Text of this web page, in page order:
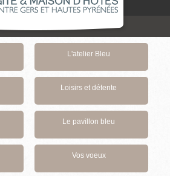
L'atelier Bleu
Loisirs et détente
Le pavillon bleu
Vos voeux